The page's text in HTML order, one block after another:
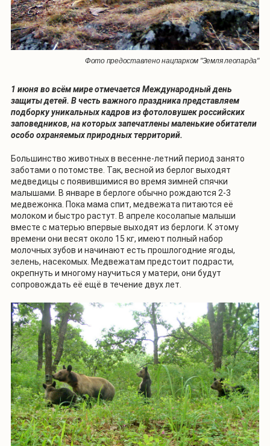
Фото предоставлено нацпарком "Земля леопарда"
1 июня во всём мире отмечается Международный день
защиты детей. В честь важного праздника представляем
подборку уникальных кадров из фотоловушек российских
заповедников, на которых запечатлены маленькие обитатели
особо охраняемых природных территорий.
Большинство животных в весенне-летний период занято
заботами о потомстве. Так, весной из берлог выходят
медведицы с появившимися во время зимней спячки
малышами. В январе в берлоге обычно рождаются 2-3
медвежонка. Пока мама спит, медвежата питаются её
молоком и быстро растут. В апреле косолапые малыши
вместе с матерью впервые выходят из берлоги. К этому
времени они весят около 15 кг, имеют полный набор
молочных зубов и начинают есть прошлогодние ягоды,
зелень, насекомых. Медвежатам предстоит подрасти,
окрепнуть и многому научиться у матери, они будут
сопровождать её ещё в течение двух лет.